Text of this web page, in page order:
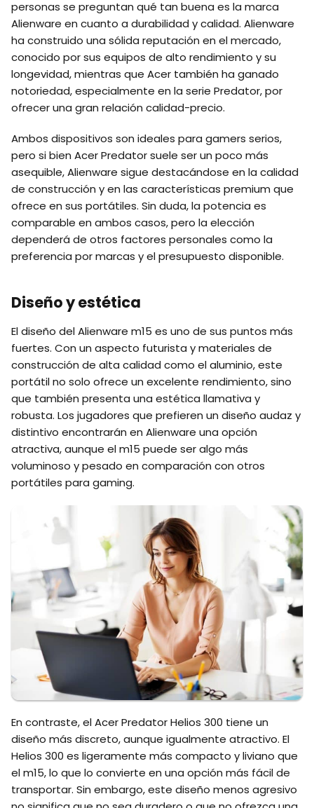
personas se preguntan qué tan buena es la marca
Alienware en cuanto a durabilidad y calidad. Alienware
ha construido una sólida reputación en el mercado,
conocido por sus equipos de alto rendimiento y su
longevidad, mientras que Acer también ha ganado
notoriedad, especialmente en la serie Predator, por
ofrecer una gran relación calidad-precio.
Ambos dispositivos son ideales para gamers serios,
pero si bien Acer Predator suele ser un poco más
asequible, Alienware sigue destacándose en la calidad
de construcción y en las características premium que
ofrece en sus portátiles. Sin duda, la potencia es
comparable en ambos casos, pero la elección
dependerá de otros factores personales como la
preferencia por marcas y el presupuesto disponible.
Diseño y estética
El diseño del Alienware m15 es uno de sus puntos más
fuertes. Con un aspecto futurista y materiales de
construcción de alta calidad como el aluminio, este
portátil no solo ofrece un excelente rendimiento, sino
que también presenta una estética llamativa y
robusta. Los jugadores que prefieren un diseño audaz y
distintivo encontrarán en Alienware una opción
atractiva, aunque el m15 puede ser algo más
voluminoso y pesado en comparación con otros
portátiles para gaming.
En contraste, el Acer Predator Helios 300 tiene un
diseño más discreto, aunque igualmente atractivo. El
Helios 300 es ligeramente más compacto y liviano que
el m15, lo que lo convierte en una opción más fácil de
transportar. Sin embargo, este diseño menos agresivo